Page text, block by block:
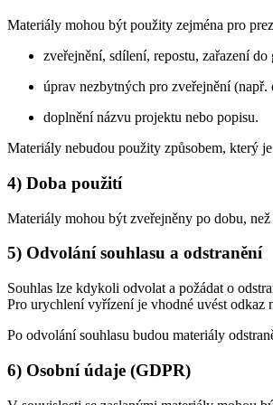
Materiály mohou být použity zejména pro
zveřejnění, sdílení, repostu, zařazení
úprav nezbytných pro zveřejnění
doplnění názvu projektu nebo popisu.
Materiály nebudou použity způsobem, který
4) Doba použití
Materiály mohou být zveřejněny po dobu,
5) Odvolání souhlasu a odstranění
Souhlas lze kdykoli odvolat a požádat o
Pro urychlení vyřízení je vhodné uvést odkaz
Po odvolání souhlasu budou materiály
6) Osobní údaje (GDPR)